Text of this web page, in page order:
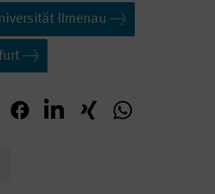
Ilmenau
teilen mitteilenteilen teilen